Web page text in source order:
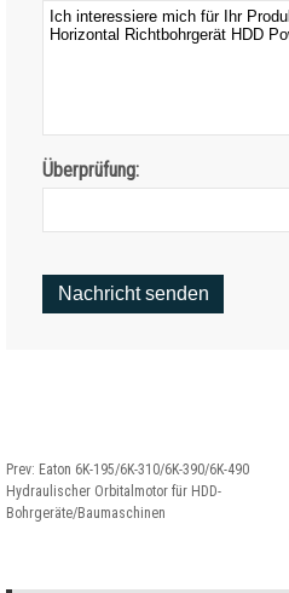
Überprüfung:
Prev: Eaton 6K-195/6K-310/6K-390/6K-490
Hydraulischer Orbitalmotor für HDD-
Bohrgeräte/Baumaschinen